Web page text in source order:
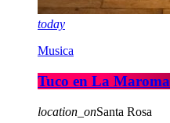
today
Musica
Tuco en La Maroma
location_onSanta Rosa